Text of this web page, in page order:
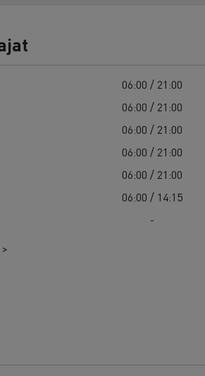
Toimitusta varten
06:00 / 21:00
06:00 / 21:00
06:00 / 21:00
06:00 / 21:00
06:00 / 21:00
06:00 / 14:15
-